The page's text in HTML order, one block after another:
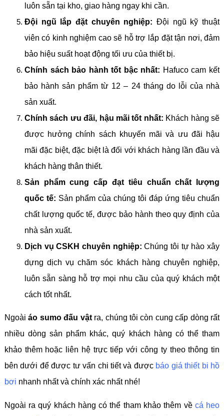
luôn sẵn tại kho, giao hàng ngay khi cần.
Đội ngũ lắp đặt chuyên nghiệp: Đội ngũ kỹ thuật
viên có kinh nghiệm cao sẽ hỗ trợ lắp đặt tận nơi, đảm
bảo hiệu suất hoạt động tối ưu của thiết bị.
Chính sách bảo hành tốt bậc nhất: Hafuco cam kết
bảo hành sản phẩm từ 12 – 24 tháng do lỗi của nhà
sản xuất.
Chính sách ưu đãi, hậu mãi tốt nhất: Khách hàng sẽ
được hưởng chính sách khuyến mãi và ưu đãi hậu
mãi đặc biệt, đặc biệt là đối với khách hàng lần đầu và
khách hàng thân thiết.
Sản phẩm cung cấp đạt tiêu chuẩn chất lượng
quốc tế: Sản phẩm của chúng tôi đáp ứng tiêu chuẩn
chất lượng quốc tế, được bảo hành theo quy định của
nhà sản xuất.
Dịch vụ CSKH chuyên nghiệp: Chúng tôi tự hào xây
dựng dịch vụ chăm sóc khách hàng chuyên nghiệp,
luôn sẵn sàng hỗ trợ mọi nhu cầu của quý khách một
cách tốt nhất.
Ngoàiáo sumo đấu vật ra, chúng tôi còn cung cấp dòng rất
nhiều dòng sản phẩm khác, quý khách hàng có thể tham
khảo thêm hoặc liên hệ trực tiếp với công ty theo thông tin
bên dưới để được tư vấn chi tiết và được báo giá thiết bi hồ
bơi nhanh nhất và chính xác nhất nhé!
Ngoài ra quý khách hàng có thể tham khảo thêm về cá heo